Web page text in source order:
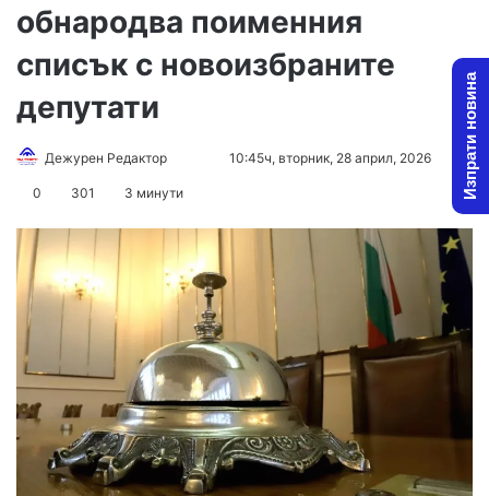
обнародва поименния
списък с новоизбраните
депутати
Дежурен Редактор
Send10:45ч, вторник, 28 април, 2026
0 301 3 минути Изпрати новина